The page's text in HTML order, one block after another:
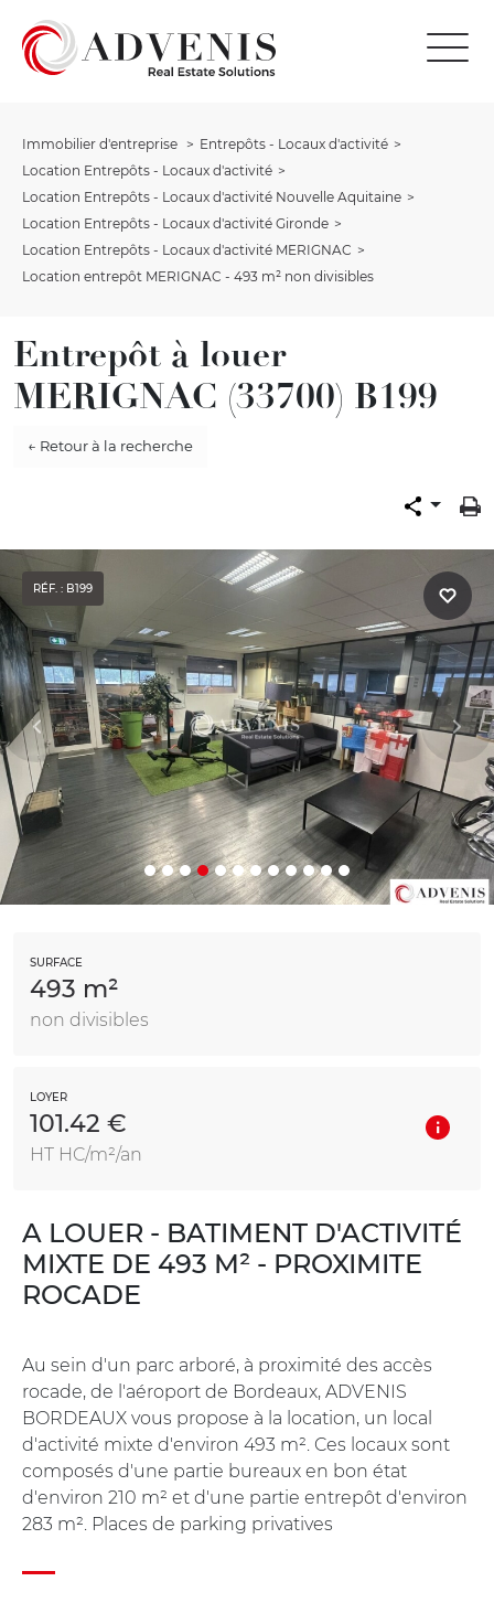
Immobilier d'entreprise
Entrepôts - Locaux d'activité
Location Entrepôts - Locaux d'activité
Location Entrepôts - Locaux d'activité Nouvelle Aquitaine
Location Entrepôts - Locaux d'activité Gironde
Location Entrepôts - Locaux d'activité MERIGNAC
Location entrepôt MERIGNAC - 493 m² non divisibles
Entrepôt à louer
MERIGNAC (33700) B199
← Retour à la recherche
RÉF. : B199
SURFACE
493 m²
non divisibles
LOYER
101.42 €
HT HC/m²/an
A LOUER - BATIMENT D'ACTIVITÉ
MIXTE DE 493 M² - PROXIMITE
ROCADE
Au sein d'un parc arboré, à proximité des accès
rocade, de l'aéroport de Bordeaux, ADVENIS
BORDEAUX vous propose à la location, un local
d'activité mixte d'environ 493 m². Ces locaux sont
composés d'une partie bureaux en bon état
d'environ 210 m² et d'une partie entrepôt d'environ
283 m². Places de parking privatives